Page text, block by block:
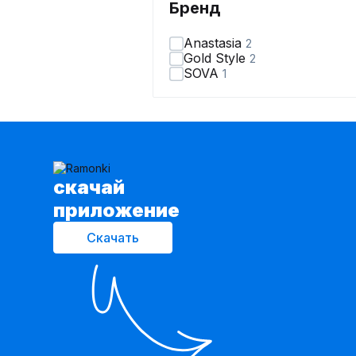
Бренд
Anastasia 2
Gold Style 2
SOVA 1
cкачай
приложение
Скачать